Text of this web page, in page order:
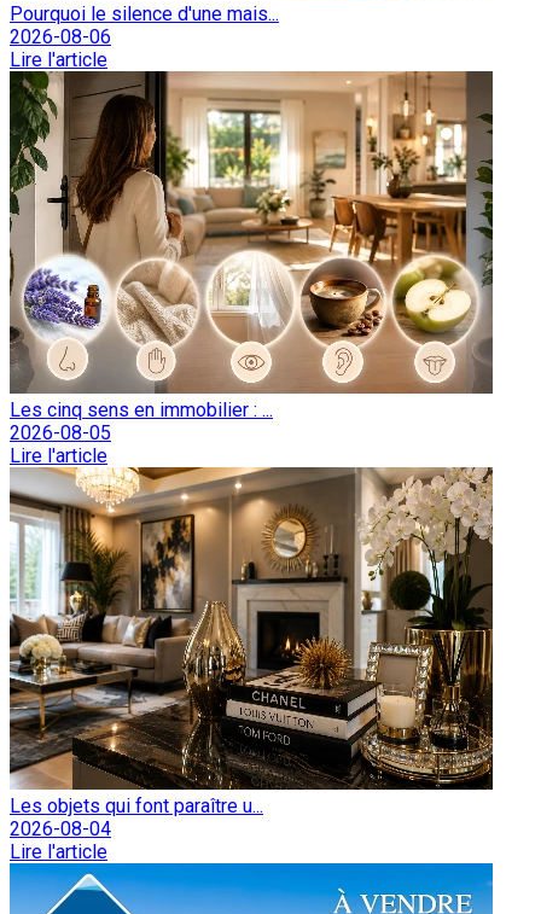
Pourquoi le silence d'une mais...
2026-08-06
Lire l'article
Les cinq sens en immobilier : ...
2026-08-05
Lire l'article
Les objets qui font paraître u...
2026-08-04
Lire l'article